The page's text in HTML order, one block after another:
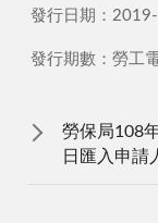
發行日期：
發行期數：勞工
勞保局108
日匯入申請